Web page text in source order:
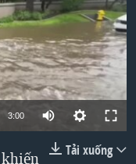
THẮNG CUỘC'
available
3:00
Tải xuống